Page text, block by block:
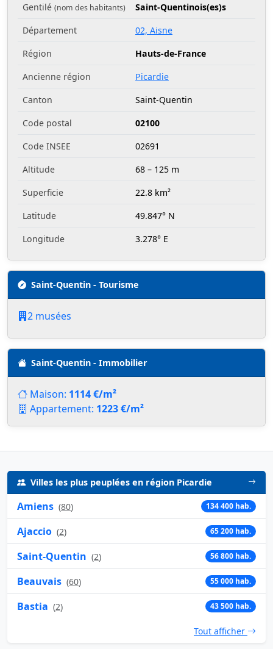
Gentilé (nom des habitants)
Saint-Quentinois(es)s
Département
02, Aisne
Région
Hauts-de-France
Ancienne région
Picardie
Canton
Saint-Quentin
Code postal
02100
Code INSEE
02691
Altitude
68 – 125 m
Superficie
22.8 km²
Latitude
49.847° N
Longitude
3.278° E
Saint-Quentin - Tourisme
2 musées
Saint-Quentin - Immobilier
Maison: 1114 €/m²
Appartement: 1223 €/m²
Villes les plus peuplées en région Picardie
Amiens (80) 134 400 hab.
Ajaccio (2) 65 200 hab.
Saint-Quentin (2) 56 800 hab.
Beauvais (60) 55 000 hab.
Bastia (2) 43 500 hab.
Tout afficher